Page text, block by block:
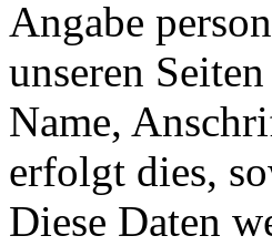
Angabe
unseren
Name,
erfolgt dies,
Diese Daten